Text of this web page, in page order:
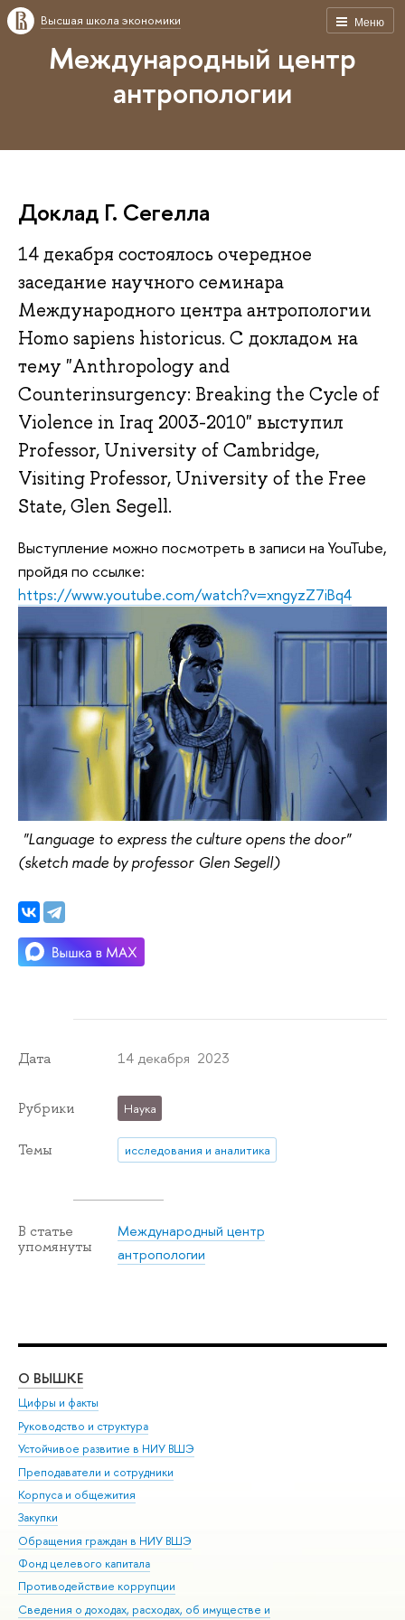
Меню
Высшая школа экономики
Международный центр
антропологии
Доклад Г. Сегелла
14 декабря состоялось очередное
заседание научного семинара
Международного центра антропологии
Homo sapiens historicus. С докладом на
тему "Anthropology and
Counterinsurgency: Breaking the Cycle of
Violence in Iraq 2003-2010" выступил
Professor, University of Cambridge,
Visiting Professor, University of the Free
State, Glen Segell.
Выступление можно посмотреть в записи на YouTube,
пройдя по ссылке:
https://www.youtube.com/watch?v=xngyzZ7iBq4
"Language to express the culture opens the door"
(sketch made by professor Glen Segell)
Дата 14 декабря 2023
Рубрики Наука
Темы исследования и аналитика
В статье
упомянуты
Международный центр
антропологии
О ВЫШКЕ
Цифры и факты
Руководство и структура
Устойчивое развитие в НИУ ВШЭ
Преподаватели и сотрудники
Корпуса и общежития
Закупки
Обращения граждан в НИУ ВШЭ
Фонд целевого капитала
Противодействие коррупции
Сведения о доходах, расходах, об имуществе и